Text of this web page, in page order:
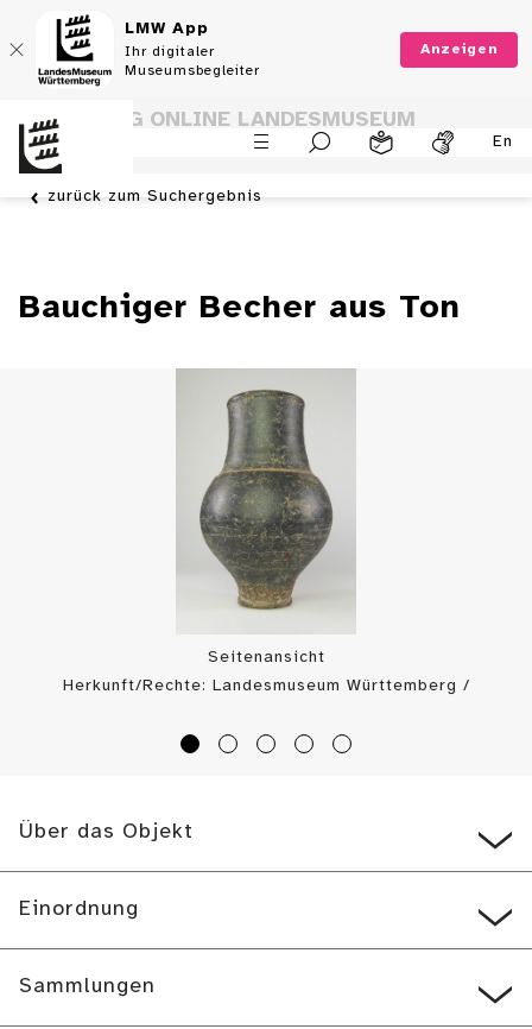
LMW App
Ihr digitaler
Museumsbegleiter
Anzeigen
En
SAMMLUNG ONLINE LANDESMUSEUM
WÜRTTEMBERG
zurück zum Suchergebnis
Bauchiger Becher aus Ton
Seitenansicht
Herkunft/Rechte: Landesmuseum Württemberg /
Über das Objekt
Einordnung
Sammlungen